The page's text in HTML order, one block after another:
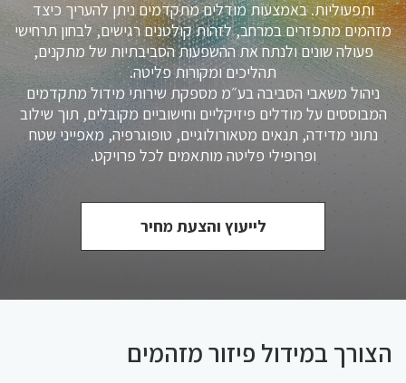
ותפעוליות. באמצעות מודלים מתקדמים ניתן להעריך כיצד
מזהמים מתפזרים במרחב, לזהות קולטנים רגישים, לבחון תרחישי
פעולה שונים ולנתח את ההשפעות הסביבתיות של מתקנים,
תהליכים ומקורות פליטה.
ניהול משאבי הסביבה בע״מ מספקת שירותי מידול מתקדמים
המבוססים על מודלים פיזיקליים וחישוביים מקובלים, תוך שילוב
נתוני מדידה, תנאים מטאורולוגיים, טופוגרפיה, מאפייני שטח
ופרופילי פליטה מותאמים לכל פרויקט.
לייעוץ והצעת מחיר
הצורך במידול פיזור מזהמים